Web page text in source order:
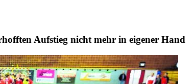
Aufstieg nicht mehr in eigener Hand